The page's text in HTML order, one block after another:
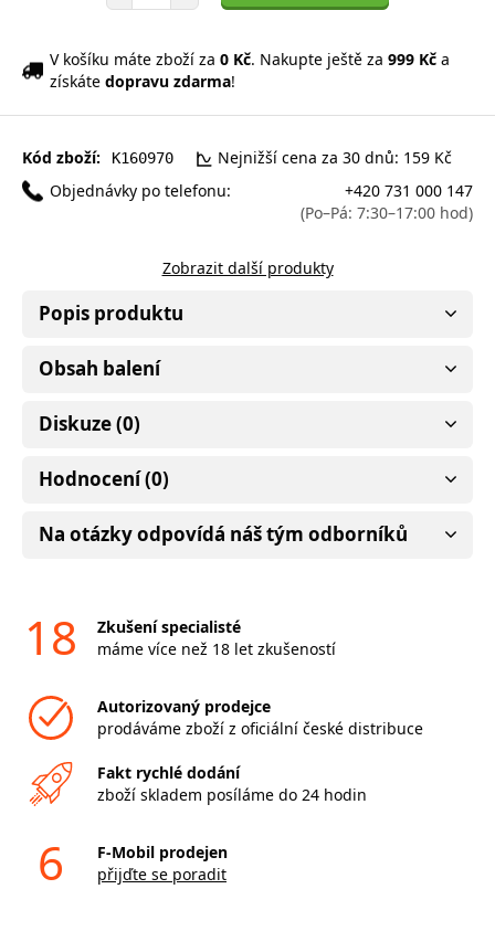
V košíku máte zboží za 0 Kč. Nakupte ještě za 999 Kč a
získáte dopravu zdarma!
Kód zboží: K160970
Nejnižší cena za 30 dnů: 159 Kč
Objednávky po telefonu:
+420 731 000 147
(Po–Pá: 7:30–17:00 hod)
Zobrazit další produkty
Popis produktu
Obsah balení
Diskuze (0)
Hodnocení (0)
Na otázky odpovídá náš tým odborníků
18
Zkušení specialisté
máme více než 18 let zkušeností
Autorizovaný prodejce
prodáváme zboží z oficiální české distribuce
Fakt rychlé dodání
zboží skladem posíláme do 24 hodin
6
F-Mobil prodejen
přijďte se poradit